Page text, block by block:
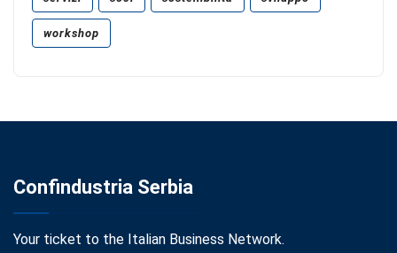
workshop
Confindustria Serbia
Your ticket to the Italian Business Network.